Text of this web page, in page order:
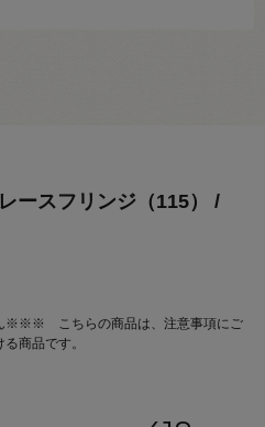
ースフリンジ（115） /
※※※ こちらの商品は、注意事項にご
商品です。